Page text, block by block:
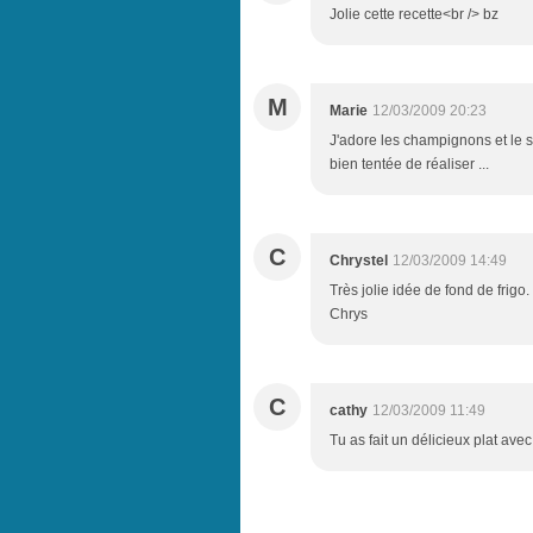
Jolie cette recette<br /> bz
M Marie 12/03/2009 20:23
J'adore les champignons et le
bien tentée de réaliser ...
C Chrystel 12/03/2009 14:49
Très jolie idée de fond de
Chrys
C cathy 12/03/2009 11:49
Tu as fait un délicieux plat